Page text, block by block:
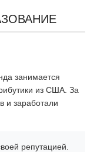
занимается
из США. За
и заработали
репутацией.